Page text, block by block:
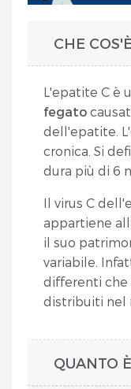
CHE COS'È
L'epatite C è
fegato
dell'epatite.
cronica. Si
dura più di 6
Il virus C
appartiene
il suo
variabile.
differenti che
distribuiti nel
QUANTO